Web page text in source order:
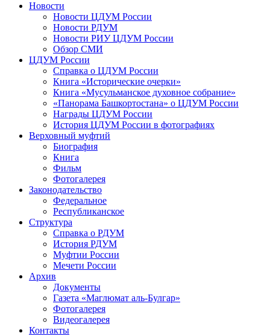
Новости
Новости ЦДУМ России
Новости РДУМ
Новости РИУ ЦДУМ России
Обзор СМИ
ЦДУМ России
Справка о ЦДУМ России
Книга «Исторические очерки»
Книга «Мусульманское духовное собрание»
«Панорама Башкортостана» о ЦДУМ России
Награды ЦДУМ России
История ЦДУМ России в фотографиях
Верховный муфтий
Биография
Книга
Фильм
Фотогалерея
Законодательство
Федеральное
Республиканское
Структура
Справка о РДУМ
История РДУМ
Муфтии России
Мечети России
Архив
Документы
Газета «Маглюмат аль-Булгар»
Фотогалерея
Видеогалерея
Контакты